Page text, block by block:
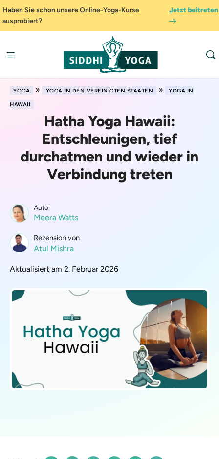
Haben Sie schon unsere Online-Yoga-Kurse
ausprobiert?
Jetzt beitreten
YOGA » YOGA IN DEN VEREINIGTEN STAATEN »
YOGA IN
HAWAII
Hatha Yoga Hawaii:
Entschleunigen, tief
durchatmen und wieder in
Verbindung treten
Autor
Meera Watts
Rezension von
Atul Mishra
Aktualisiert am 2. Februar 2026